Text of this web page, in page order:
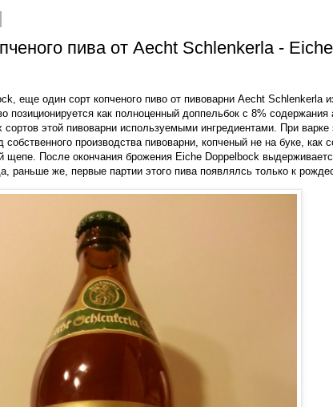
пива от Aecht Schlenkerla - Eiche
еще один сорт копченого пиво от пивоварни Aecht Schlenkerla
позиционируется как полноценный доппельбок с 8% содержания
этой пивоварни используемыми ингредиентами. При варке
производства пивоварни, копченый не на буке, как
щепе. После окончания брожения Eiche Doppelbock
раньше же, первые партии этого пива появлялсь только к